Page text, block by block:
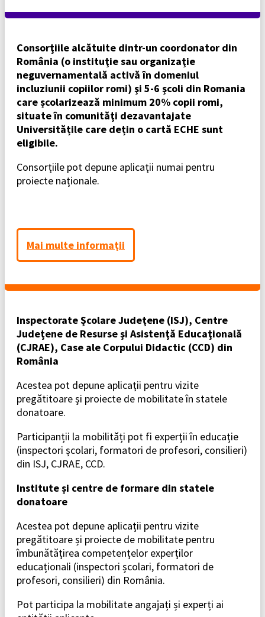
Consorţiile alcătuite dintr-un coordonator din
România (o instituţie sau organizaţie
neguvernamentală activă în domeniul
incluziunii copiilor romi) şi 5-6 şcoli din Romania
care școlarizează minimum 20% copii romi,
situate în comunităţi dezavantajate
Universitățile care dețin o cartă ECHE sunt
eligibile.
Consorțiile pot depune aplicaţii numai pentru
proiecte naţionale.
Mai multe informaţii
Inspectorate Şcolare Judeţene (ISJ), Centre
Judeţene de Resurse şi Asistenţă Educaţională
(CJRAE), Case ale Corpului Didactic (CCD) din
România
Acestea pot depune aplicaţii pentru vizite
pregătitoare şi proiecte de mobilitate în statele
donatoare.
Participanții la mobilități pot fi experţii în educaţie
(inspectori școlari, formatori de profesori, consilieri)
din ISJ, CJRAE, CCD.
Institute și centre de formare din statele
donatoare
Acestea pot depune aplicații pentru vizite
pregătitoare și proiecte de mobilitate pentru
îmbunătățirea competențelor experților
educaționali (inspectori școlari, formatori de
profesori, consilieri) din România.
Pot participa la mobilitate angajați și experți ai